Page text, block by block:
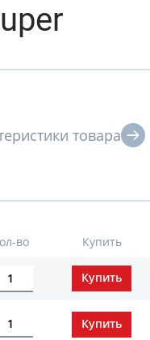
во Купить